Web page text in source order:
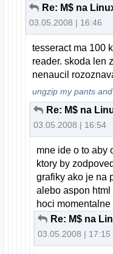
Re: M$ na
03.05.2008 | 16:46
tesseract ma 100
reader. skoda len
nenaucil
ungzip my pants
Re: M$ na
03.05.2008 | 16:54
mne ide o to aby
ktory by
grafiky ako je na
alebo aspon
hoci
Re: M$ na
03.05.2008 | 17:15